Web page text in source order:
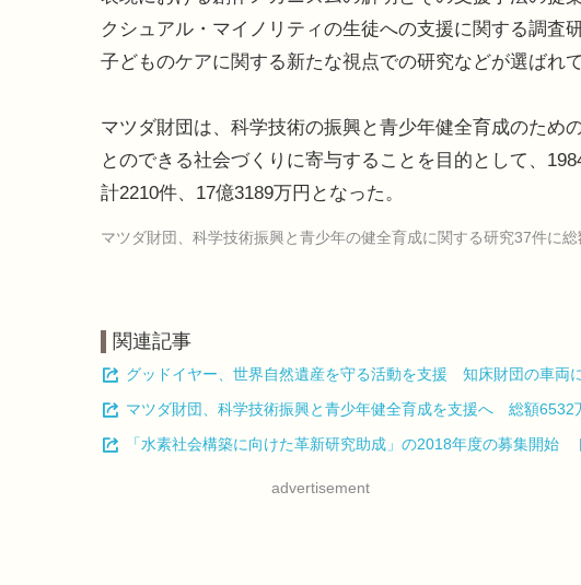
クシュアル・マイノリティの生徒への支援に関する調査
子どものケアに関する新たな視点での研究などが選ばれて
マツダ財団は、科学技術の振興と青少年健全育成のため
とのできる社会づくりに寄与することを目的として、
計2210件、17億3189万円となった。
マツダ財団、科学技術振興と青少年の健全育成に関する研究37件に
関連記事
グッドイヤー、世界自然遺産を守る活動を支援 知床財団の車両
マツダ財団、科学技術振興と青少年健全育成を支援へ 総額6532
「水素社会構築に向けた革新研究助成」の2018年度の募集開始
advertisement